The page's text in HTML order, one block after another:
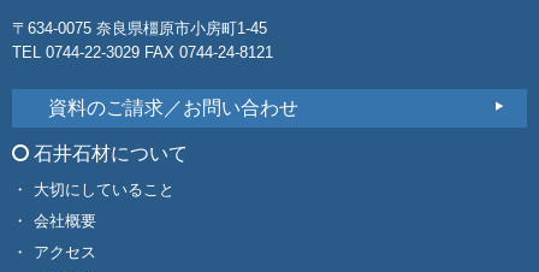
〒634-0075 奈良県橿原市小房町1-45
TEL 0744-22-3029 FAX 0744-24-8121
資料のご請求／お問い合わせ
石井石材について
大切にしていること
会社概要
アクセス